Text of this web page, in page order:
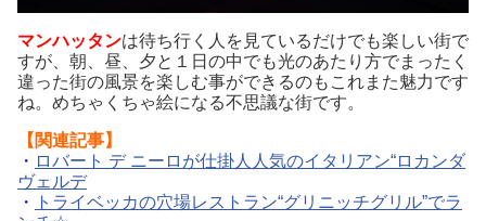
マンハッタンは待ち行く人を見ているだけでも楽しい街で
すが、朝、昼、夕と１日の中でも光のあたり方でまったく
違った街の風景を楽しむ事ができるのもこれまた魅力です
ね。めちゃくちゃ絵になる不思議な街です。
【関連記事】
・ ロバート デ ニーロが仕掛人人気のイタリアン“ロカンダ
ヴェルデ
・
トライベッカの穴場レストラン“グリニッチグリル”でラ